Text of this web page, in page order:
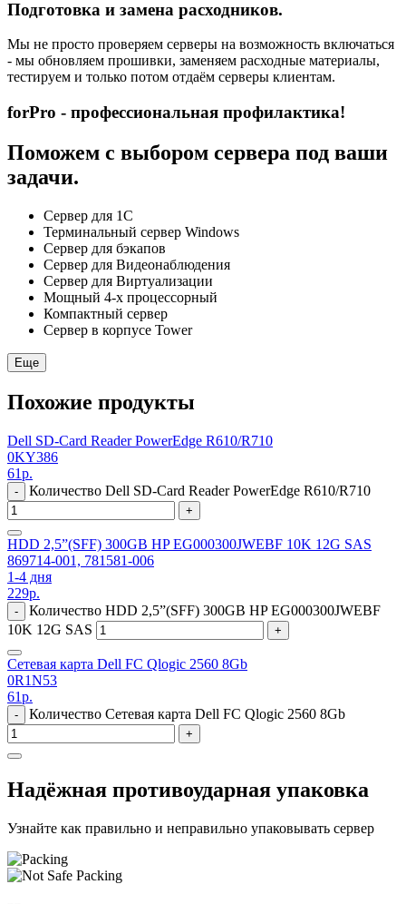
Подготовка и замена расходников.
Мы не просто проверяем серверы на возможность включаться
- мы обновляем прошивки, заменяем расходные материалы,
тестируем и только потом отдаём серверы клиентам.
forPro - профессиональная профилактика!
Поможем с выбором сервера под ваши
задачи.
Сервер для 1С
Терминальный сервер Windows
Сервер для бэкапов
Сервер для Видеонаблюдения
Сервер для Виртуализации
Мощный 4-х процессорный
Компактный сервер
Сервер в корпусе Tower
Еще
Похожие продукты
Dell SD-Card Reader PowerEdge R610/R710
0KY386
61р.
- Количество Dell SD-Card Reader PowerEdge R610/R710
+
HDD 2,5”(SFF) 300GB HP EG000300JWEBF 10K 12G SAS
869714-001, 781581-006
1-4 дня
229р.
-
Количество HDD 2,5”(SFF) 300GB HP EG000300JWEBF
10K 12G SAS
+
Сетевая карта Dell FC Qlogic 2560 8Gb
0R1N53
61р.
- Количество Сетевая карта Dell FC Qlogic 2560 8Gb
+
Надёжная противоударная упаковка
Узнайте как правильно и неправильно упаковывать сервер